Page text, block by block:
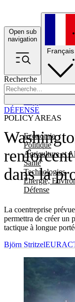
Open sub
navigation
Recherche
POLICY AREAS
Economie
Politique
Agriculture et
Santé
Technologies
Energie,
Défense
Français
dans la
La coentreprise
permettra de créer un
tactique à longue
DÉFENSE
Björn Stritzel